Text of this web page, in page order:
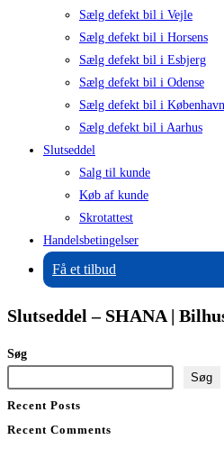
Sælg defekt bil i Vejle
Sælg defekt bil i Horsens
Sælg defekt bil i Esbjerg
Sælg defekt bil i Odense
Sælg defekt bil i København
Sælg defekt bil i Aarhus
Slutseddel
Salg til kunde
Køb af kunde
Skrotattest
Handelsbetingelser
Få et tilbud
Slutseddel – SHANA |
Søg
Søg
Recent Posts
Recent Comments